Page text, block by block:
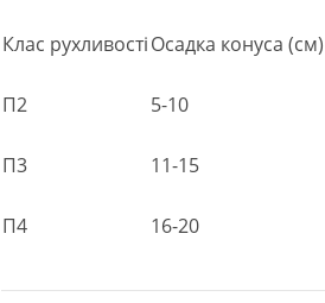
Клас рухливостіОсадка конуса (см)
П2 5-10
П3 11-15
П4 16-20